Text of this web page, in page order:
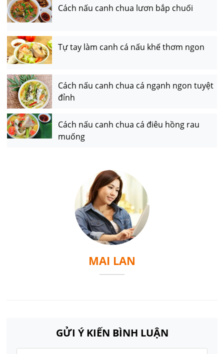
Cách nấu canh chua lươn bắp chuối
Tự tay làm canh cá nấu khế thơm ngon
Cách nấu canh chua cá ngạnh ngon tuyệt
đỉnh
Cách nấu canh chua cá điêu hồng rau
muống
MAI LAN
GỬI Ý KIẾN BÌNH LUẬN